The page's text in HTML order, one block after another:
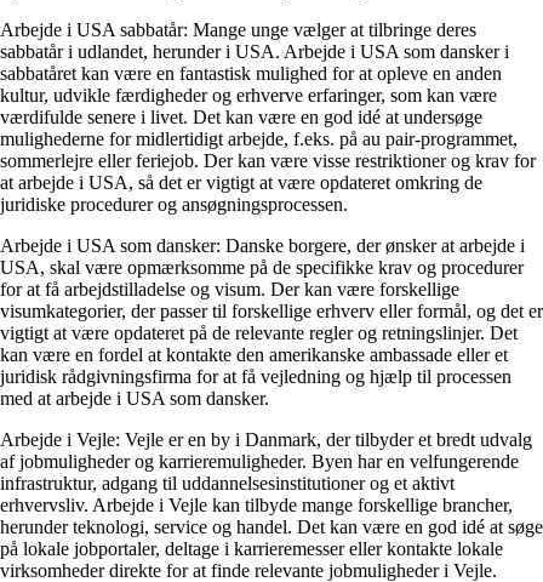
Arbejde i USA sabbatår: Mange unge vælger at tilbringe deres
sabbatår i udlandet, herunder i USA. Arbejde i USA som dansker i
sabbatåret kan være en fantastisk mulighed for at opleve en anden
kultur, udvikle færdigheder og erhverve erfaringer, som kan være
værdifulde senere i livet. Det kan være en god idé at undersøge
mulighederne for midlertidigt arbejde, f.eks. på au pair-programmet,
sommerlejre eller feriejob. Der kan være visse restriktioner og krav for
at arbejde i USA, så det er vigtigt at være opdateret omkring de
juridiske procedurer og ansøgningsprocessen.
Arbejde i USA som dansker: Danske borgere, der ønsker at arbejde i
USA, skal være opmærksomme på de specifikke krav og procedurer
for at få arbejdstilladelse og visum. Der kan være forskellige
visumkategorier, der passer til forskellige erhverv eller formål, og det er
vigtigt at være opdateret på de relevante regler og retningslinjer. Det
kan være en fordel at kontakte den amerikanske ambassade eller et
juridisk rådgivningsfirma for at få vejledning og hjælp til processen
med at arbejde i USA som dansker.
Arbejde i Vejle: Vejle er en by i Danmark, der tilbyder et bredt udvalg
af jobmuligheder og karrieremuligheder. Byen har en velfungerende
infrastruktur, adgang til uddannelsesinstitutioner og et aktivt
erhvervsliv. Arbejde i Vejle kan tilbyde mange forskellige brancher,
herunder teknologi, service og handel. Det kan være en god idé at søge
på lokale jobportaler, deltage i karrieremesser eller kontakte lokale
virksomheder direkte for at finde relevante jobmuligheder i Vejle.